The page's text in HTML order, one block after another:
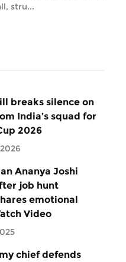
stru...
breaks silence on
India’s squad for
2026
Ananya Joshi
job hunt
emotional
Video
chief defends